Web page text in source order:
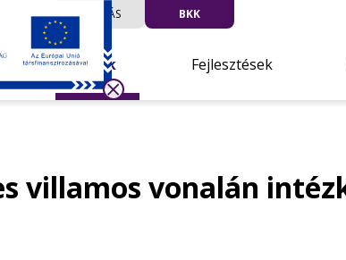
UTAZÁS BKK
Hírek Fejlesztések
villamos vonalán